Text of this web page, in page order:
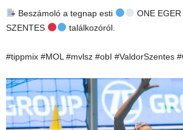
Beszámoló a tegnap esti ONE EGER
SZENTES
találkozóról.
#tippmix #MOL #mvlsz #obI #ValdorSzentes